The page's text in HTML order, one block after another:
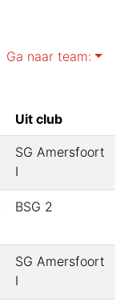
Ga naar team:
Uit club
SG Amersfoort
I
BSG 2
SG Amersfoort
I